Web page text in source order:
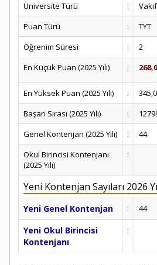
Üniversite Türü
:
Puan Türü
:
TYT
Öğrenim Süresi
:
2
En Küçük Puan (2025 Yılı)
:
En Yüksek Puan (2025 Yılı) :
Başarı Sırası (2025 Yılı)
:
Genel Kontenjan (2025 Yılı)
:
44
Okul Birincisi Kontenjanı
(2025 Yılı)
:
Yeni Kontenjan Sayıları 2026
Yeni Genel Kontenjan : 44
Yeni Okul Birincisi
Kontenjanı
: